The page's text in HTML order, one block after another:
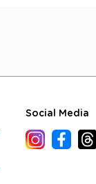
Social Media